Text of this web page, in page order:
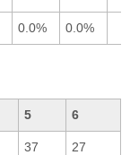
0.0% 0.0%
5 6
37 27